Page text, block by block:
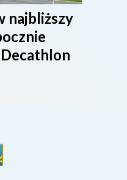
najbliższy